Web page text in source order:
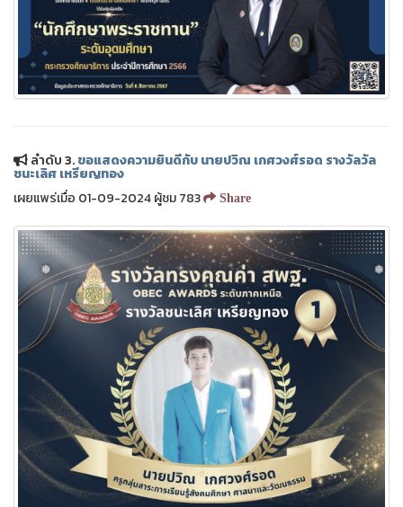
ลำดับ 3.ขอแสดงความยินดีกับ นายปวิณ เกศวงศ์รอด รางวัลวัล
ชนะเลิศ เหรียญทอง
เผยแพร่เมื่อ 01-09-2024 ผู้ชม 783
Share